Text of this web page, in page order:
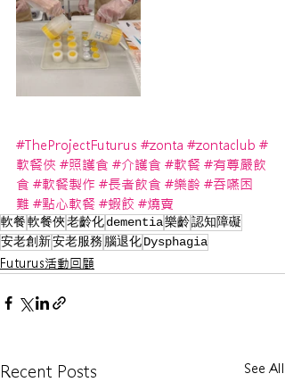
#TheProjectFuturus #zonta #zontaclub #
軟餐俠 #照護食 #介護食 #軟餐 #有尊嚴飲
食 #軟餐製作 #長者飲食 #樂齡 #吞嚥困
難 #點心軟餐 #蝦餃 #燒賣
軟餐軟餐俠老齡化dementia樂齡認知障礙
安老創新安老服務 腦退化Dysphagia
Futurus活動回顧
Recent Posts See All